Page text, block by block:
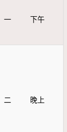
一 下午
二 晚上